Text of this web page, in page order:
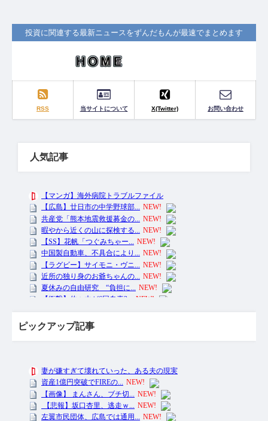
投資に関連する最新ニュースをずんだもんが最速でまとめます
RSS 当サイトについて X(Twitter) お問い合わせ
人気記事
ピックアップ記事